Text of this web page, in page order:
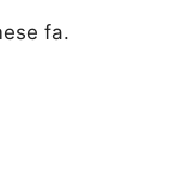
fa.